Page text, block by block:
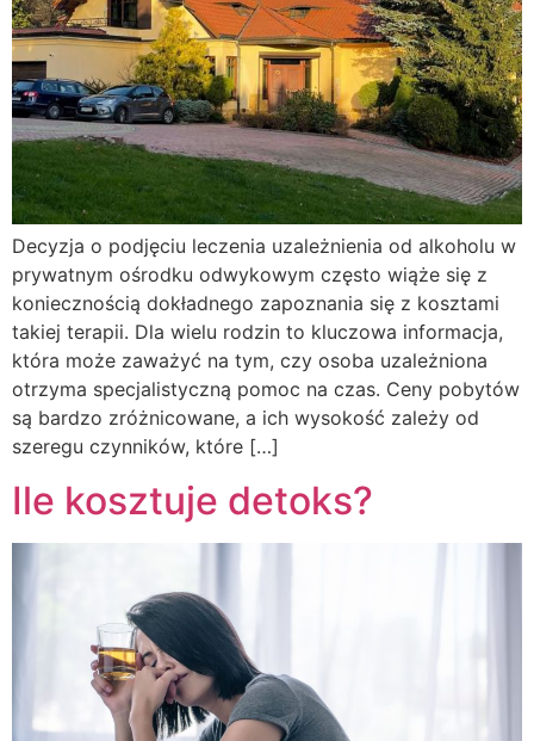
Decyzja o podjęciu leczenia uzależnienia od alkoholu w
prywatnym ośrodku odwykowym często wiąże się z
koniecznością dokładnego zapoznania się z kosztami
takiej terapii. Dla wielu rodzin to kluczowa informacja,
która może zaważyć na tym, czy osoba uzależniona
otrzyma specjalistyczną pomoc na czas. Ceny pobytów
są bardzo zróżnicowane, a ich wysokość zależy od
szeregu czynników, które […]
Ile kosztuje detoks?